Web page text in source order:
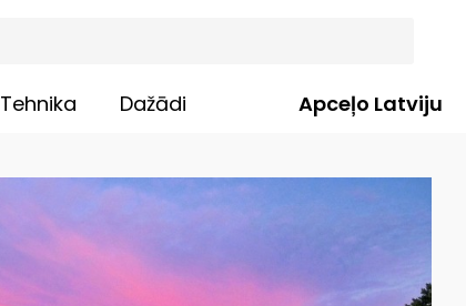
Tehnika Dažādi Apceļo Latviju